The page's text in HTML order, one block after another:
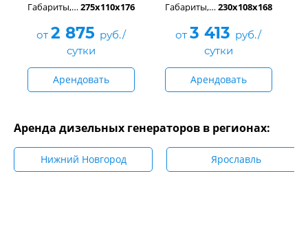
Габариты, см:275x110x176
от 2 875 руб./
сутки
Арендовать
Габариты, см:230х108х168
от3 413 руб./
сутки
Арендовать
Аренда дизельных генераторов в регионах:
Нижний Новгород Ярославль